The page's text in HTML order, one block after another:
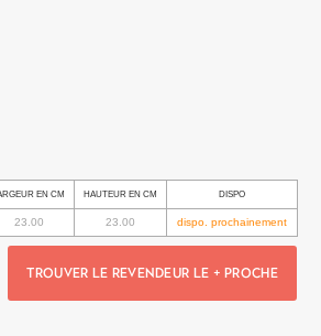
EN CM HAUTEUR EN CM DISPO
23.00 23.00 dispo. prochainement
TROUVER LE REVENDEUR LE + PROCHE